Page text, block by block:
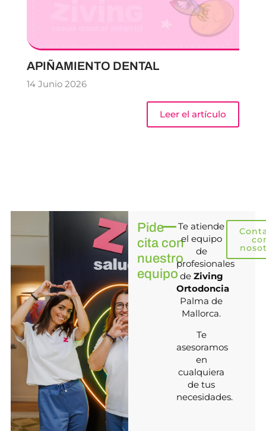
APIÑAMIENTO DENTAL
14 Junio 2026
Leer el artículo
Pide
cita con
nuestro
equipo
Te atiende
el equipo
de
profesionales
de Ziving
Ortodoncia
Palma de
Mallorca.
Te
asesoramos
en
cualquiera
de tus
necesidades.